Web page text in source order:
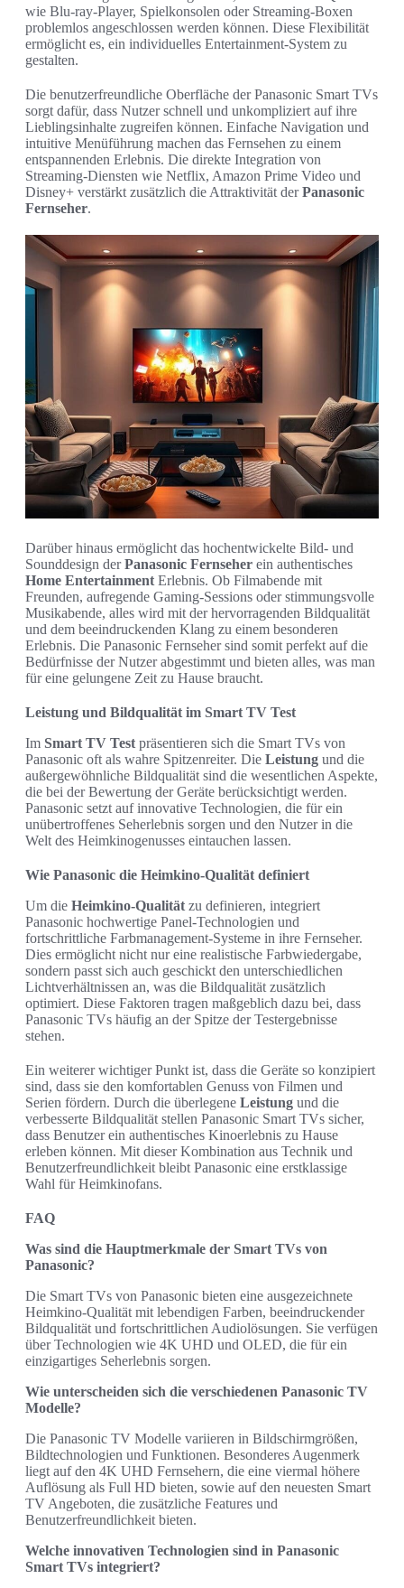
wie Blu-ray-Player, Spielkonsolen oder Streaming-Boxen
problemlos angeschlossen werden können. Diese Flexibilität
ermöglicht es, ein individuelles Entertainment-System zu
gestalten.
Die benutzerfreundliche Oberfläche der Panasonic Smart TVs
sorgt dafür, dass Nutzer schnell und unkompliziert auf ihre
Lieblingsinhalte zugreifen können. Einfache Navigation und
intuitive Menüführung machen das Fernsehen zu einem
entspannenden Erlebnis. Die direkte Integration von
Streaming-Diensten wie Netflix, Amazon Prime Video und
Disney+ verstärkt zusätzlich die Attraktivität derPanasonic
Fernseher.
Darüber hinaus ermöglicht das hochentwickelte Bild- und
Sounddesign derPanasonic Fernseher ein authentisches
Home Entertainment Erlebnis. Ob Filmabende mit
Freunden, aufregende Gaming-Sessions oder stimmungsvolle
Musikabende, alles wird mit der hervorragenden Bildqualität
und dem beeindruckenden Klang zu einem besonderen
Erlebnis. Die Panasonic Fernseher sind somit perfekt auf die
Bedürfnisse der Nutzer abgestimmt und bieten alles, was man
für eine gelungene Zeit zu Hause braucht.
Leistung und Bildqualität im Smart TV Test
Im Smart TV Test präsentieren sich die Smart TVs von
Panasonic oft als wahre Spitzenreiter. Die Leistung und die
außergewöhnliche Bildqualität sind die wesentlichen Aspekte,
die bei der Bewertung der Geräte berücksichtigt werden.
Panasonic setzt auf innovative Technologien, die für ein
unübertroffenes Seherlebnis sorgen und den Nutzer in die
Welt des Heimkinogenusses eintauchen lassen.
Wie Panasonic die Heimkino-Qualität definiert
Um die Heimkino-Qualität zu definieren, integriert
Panasonic hochwertige Panel-Technologien und
fortschrittliche Farbmanagement-Systeme in ihre Fernseher.
Dies ermöglicht nicht nur eine realistische Farbwiedergabe,
sondern passt sich auch geschickt den unterschiedlichen
Lichtverhältnissen an, was die Bildqualität zusätzlich
optimiert. Diese Faktoren tragen maßgeblich dazu bei, dass
Panasonic TVs häufig an der Spitze der Testergebnisse
stehen.
Ein weiterer wichtiger Punkt ist, dass die Geräte so konzipiert
sind, dass sie den komfortablen Genuss von Filmen und
Serien fördern. Durch die überlegene Leistung und die
verbesserte Bildqualität stellen Panasonic Smart TVs sicher,
dass Benutzer ein authentisches Kinoerlebnis zu Hause
erleben können. Mit dieser Kombination aus Technik und
Benutzerfreundlichkeit bleibt Panasonic eine erstklassige
Wahl für Heimkinofans.
FAQ
Was sind die Hauptmerkmale der Smart TVs von
Panasonic?
Die Smart TVs von Panasonic bieten eine ausgezeichnete
Heimkino-Qualität mit lebendigen Farben, beeindruckender
Bildqualität und fortschrittlichen Audiolösungen. Sie verfügen
über Technologien wie 4K UHD und OLED, die für ein
einzigartiges Seherlebnis sorgen.
Wie unterscheiden sich die verschiedenen Panasonic TV
Modelle?
Die Panasonic TV Modelle variieren in Bildschirmgrößen,
Bildtechnologien und Funktionen. Besonderes Augenmerk
liegt auf den 4K UHD Fernsehern, die eine viermal höhere
Auflösung als Full HD bieten, sowie auf den neuesten Smart
TV Angeboten, die zusätzliche Features und
Benutzerfreundlichkeit bieten.
Welche innovativen Technologien sind in Panasonic
Smart TVs integriert?